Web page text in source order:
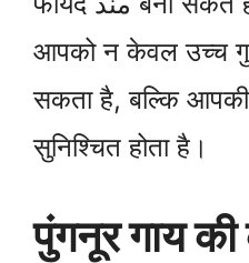
आपको न केवल उच्च
सकता है, बल्कि
सुनिश्चित होता है।
पुंगनूर गाय